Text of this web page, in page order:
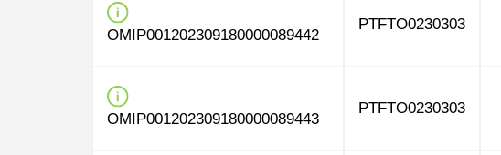
OMIP001202309180000089442
PTFTO0230303
OMIP001202309180000089443
PTFTO0230303